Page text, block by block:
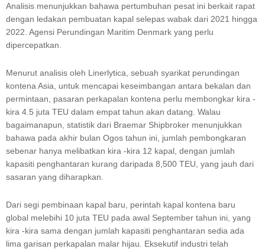
Analisis menunjukkan bahawa pertumbuhan pesat ini berkait rapat
dengan ledakan pembuatan kapal selepas wabak dari 2021 hingga
2022. Agensi Perundingan Maritim Denmark yang perlu
dipercepatkan.
Menurut analisis oleh Linerlytica, sebuah syarikat perundingan
kontena Asia, untuk mencapai keseimbangan antara bekalan dan
permintaan, pasaran perkapalan kontena perlu membongkar kira -
kira 4.5 juta TEU dalam empat tahun akan datang. Walau
bagaimanapun, statistik dari Braemar Shipbroker menunjukkan
bahawa pada akhir bulan Ogos tahun ini, jumlah pembongkaran
sebenar hanya melibatkan kira -kira 12 kapal, dengan jumlah
kapasiti penghantaran kurang daripada 8,500 TEU, yang jauh dari
sasaran yang diharapkan.
Dari segi pembinaan kapal baru, perintah kapal kontena baru
global melebihi 10 juta TEU pada awal September tahun ini, yang
kira -kira sama dengan jumlah kapasiti penghantaran sedia ada
lima garisan perkapalan malar hijau. Eksekutif industri telah